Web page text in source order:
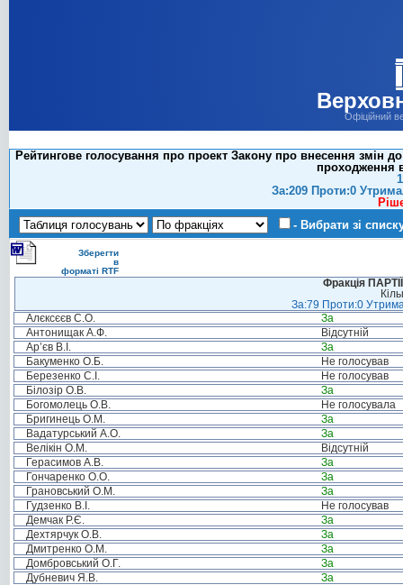
Офіційний
Рейтингове голосування про проект Закону про внесення змін
проходження
За:209 Проти:0
- Вибрати зі
Зберегти
в
форматі RTF
Фракція
За:79 Проти:0
Алєксєєв С.О.
За
Антонищак А.Ф.
Відсутній
Ар’єв В.І.
За
Бакуменко О.Б.
Не голосував
Березенко С.І.
Не голосував
Білозір О.В.
За
Богомолець О.В.
Не голосувала
Бригинець О.М.
За
Вадатурський А.О.
За
Велікін О.М.
Відсутній
Герасимов А.В.
За
Гончаренко О.О.
За
Грановський О.М.
За
Гудзенко В.І.
Не голосував
Демчак Р.Є.
За
Дехтярчук О.В.
За
Дмитренко О.М.
За
Домбровський О.Г.
За
Дубневич Я.В.
За